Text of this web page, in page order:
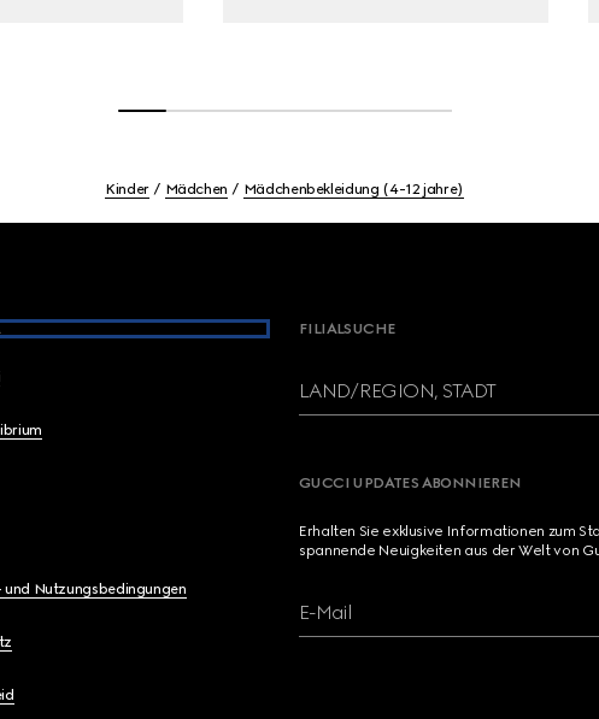
Kinder Mädchen Mädchenbekleidung (4-12 jahre)
Nutzungsbedingungen
FILIALSUCHE
LAND/REGION, STADT
GUCCI UPDATES ABONNIEREN
Erhalten Sie exklusive Informationen zum
spannende Neuigkeiten aus der Welt von
E-Mail